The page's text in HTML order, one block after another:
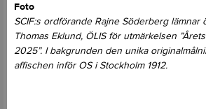
Foto
SCIF:s ordförande Rajne Söderberg lämnar
Thomas Eklund, ÖLIS för utmärkelsen
2025”. I bakgrunden den unika
affischen inför OS i Stockholm 1912.